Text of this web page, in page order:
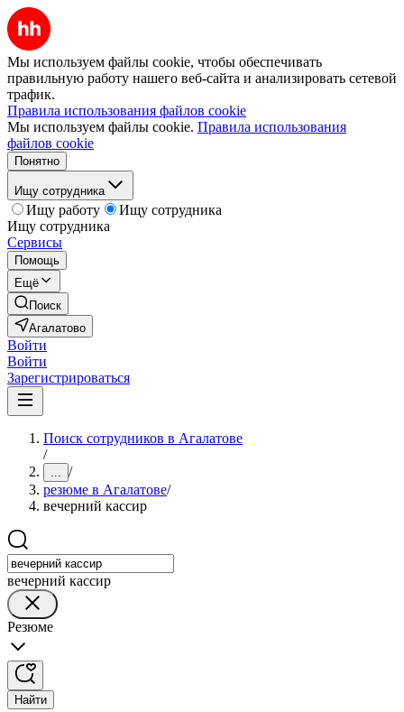
Мы используем файлы cookie, чтобы обеспечивать
правильную работу нашего веб-сайта и анализировать сетевой
трафик.
Правила использования файлов cookie
Мы используем файлы cookie. Правила использования
файлов cookie
Понятно
Ищу сотрудника
Ищу работу
Ищу сотрудника
Ищу сотрудника
Сервисы
Помощь
Ещё
Поиск
Агалатово
Войти
Войти
Зарегистрироваться
Поиск сотрудников в Агалатове
/
... /
резюме в Агалатове/
вечерний кассир
вечерний кассир
Резюме
Найти